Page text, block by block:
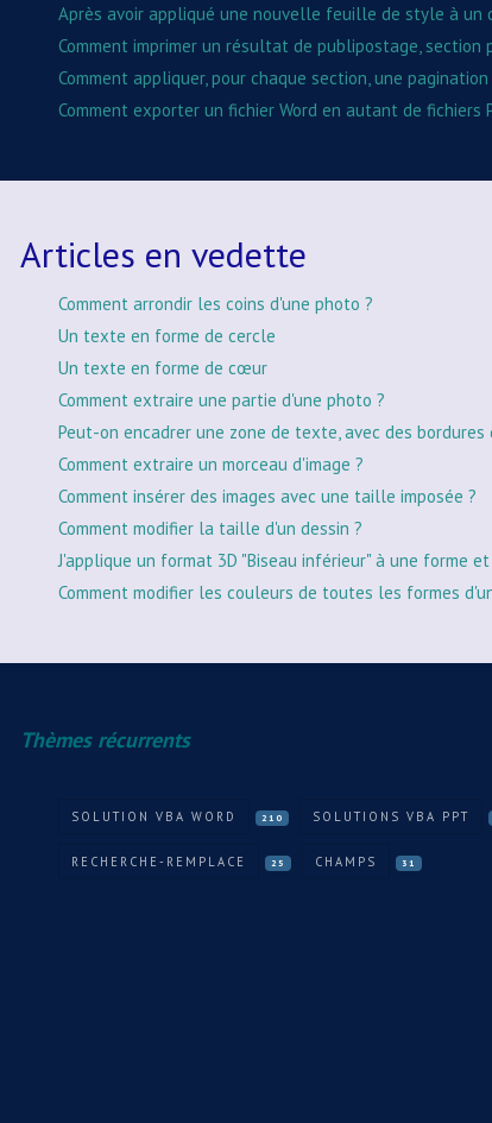
Après avoir appliqué une nouvelle feuille de style à un
Comment imprimer un résultat de publipostage, section
Comment appliquer, pour chaque section, une
Comment exporter un fichier Word en autant de fichiers
Articles en vedette
Comment arrondir les coins d'une photo ?
Un texte en forme de cercle
Un texte en forme de cœur
Comment extraire une partie d'une photo ?
Peut-on encadrer une zone de texte, avec des
Comment extraire un morceau d'image ?
Comment insérer des images avec une taille imposée ?
Comment modifier la taille d'un dessin ?
J'applique un format 3D "Biseau inférieur" à une forme
Comment modifier les couleurs de toutes les formes
Thèmes récurrents
SOLUTION VBA WORD 210 SOLUTIONS VBA PPT
RECHERCHE-REMPLACE 25 CHAMPS 31